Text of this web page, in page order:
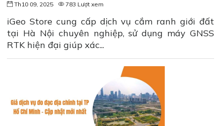
Th10 09, 2025 783 Lượt xem
iGeo Store cung cấp dịch vụ cắm ranh giới đất
tại Hà Nội chuyên nghiệp, sử dụng máy GNSS
RTK hiện đại giúp xác...